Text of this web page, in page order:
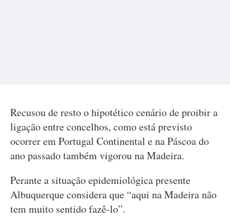
Recusou de resto o hipotético cenário de proibir a
ligação entre concelhos, como está previsto
ocorrer em Portugal Continental e na Páscoa do
ano passado também vigorou na Madeira.
Perante a situação epidemiológica presente
Albuquerque considera que “aqui na Madeira não
tem muito sentido fazê-lo”.